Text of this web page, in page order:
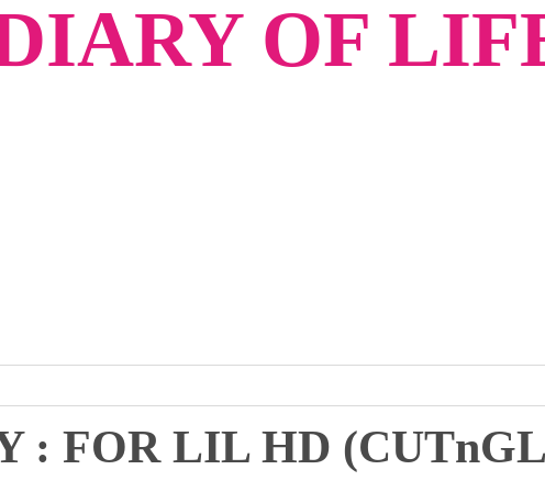
OF
: FOR LIL HD